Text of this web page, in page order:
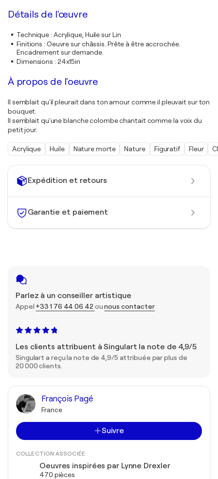
Expédition et retours
Garantie et paiement
Parlez à un conseiller artistique
Appel +33 1 76 44 06 42 ounous contacter
Les clients attribuent à Singulart la note de 4,9/5
Singulart a reçu la note de 4,9/5 attribuée par plus de
20 000 clients.
François Pagé
France
Suivre
COLLECTION ASSOCIÉE
Oeuvres inspirées par Lynne Drexler
470 pièces
Détails de l'œuvre
Technique: Acrylique, Huile sur Lin
Finitions : Oeuvre sur châssis. Prête à être accrochée.
Encadrement sur demande.
Dimensions : 24x15in
À propos de l'oeuvre
Il semblait qu'il pleurait dans ton amour comme il pleuvait sur ton
bouquet.
Il semblait qu'une blanche colombe chantait comme la voix du
petit jour.
Acrylique Huile Nature morte Nature Figuratif Fleur